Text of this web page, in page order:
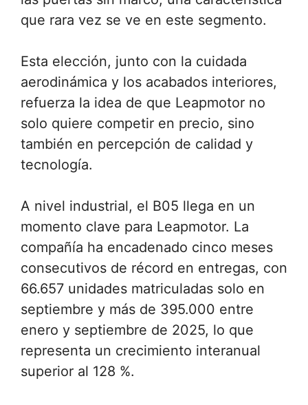
que rara vez se ve en este segmento.
Esta elección, junto con la cuidada
aerodinámica y los acabados interiores,
refuerza la idea de que Leapmotor no
solo quiere competir en precio, sino
también en percepción de calidad y
tecnología.
A nivel industrial, el B05 llega en un
momento clave para Leapmotor. La
compañía ha encadenado cinco meses
consecutivos de récord en entregas, con
66.657 unidades matriculadas solo en
septiembre y más de 395.000 entre
enero y septiembre de 2025, lo que
representa un crecimiento interanual
superior al 128 %.